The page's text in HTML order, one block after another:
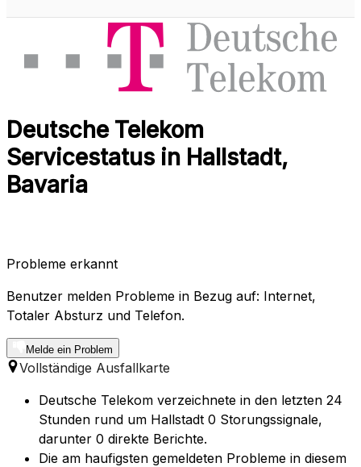
Deutsche Telekom
Servicestatus in Hallstadt,
Bavaria
Probleme erkannt
Benutzer melden Probleme in Bezug auf: Internet,
Totaler Absturz und Telefon.
Melde ein Problem
Vollständige Ausfallkarte
Deutsche Telekom verzeichnete in den letzten 24
Stunden rund um Hallstadt 0 Storungssignale,
darunter 0 direkte Berichte.
Die am haufigsten gemeldeten Probleme in diesem